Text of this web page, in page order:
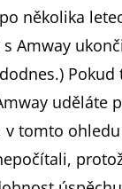
několika
Amway
Pokud
uděláte
v tomto